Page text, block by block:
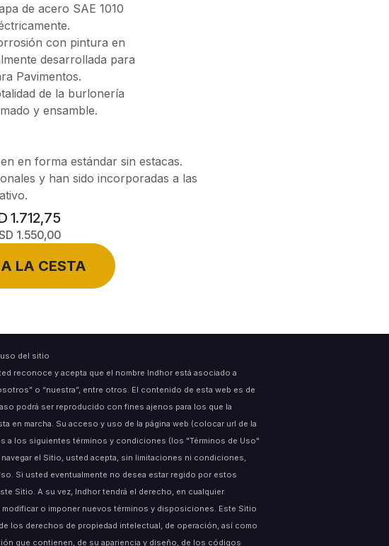
de acero SAE 1010
con pintura en
desarrollada para
Pavimentos.
de la burlonería
y ensamble.
en forma estándar sin estacas.
y han sido incorporadas a las
1.712,75
1.550,00
LA CESTA
del sitio
reconoce y acepta que el nombre Indhor está asociado a
o “nuestra”, entre otros. El contenido de esta web es de
podrá ser reproducido con fines ajenos para los que la
en marcha. Su acceso y uso de la página web (colocar url de la
a los siguientes términos y condiciones (los "Términos de Uso"
el Sitio, usted acepta, sin limitaciones ni condiciones,
Si usted eventualmente no desea estar regido por estos
Sitio. A su vez, Indhor tendrá el derecho, en cualquier
o imponer nuevos términos y disposiciones. Este Sitio
los derechos de propiedad intelectual, de operación, así como
que contienen, de su apariencia y diseño, de los códigos